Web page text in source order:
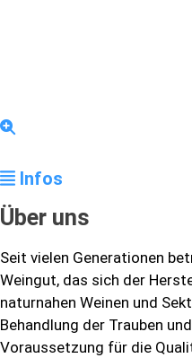
Infos
Über uns
Seit vielen Generationen
Weingut, das sich der
naturnahen Weinen und
Behandlung der Trauben
Voraussetzung für die